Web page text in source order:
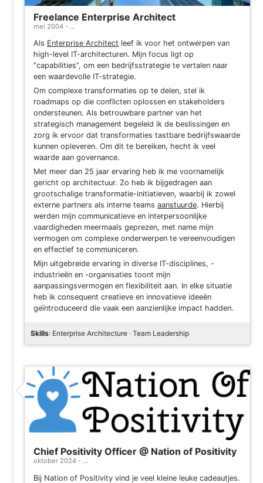
Freelance Enterprise Architect
mei 2004 - ...
Als Enterprise Architect leef ik voor het ontwerpen van
high-level IT-architecturen. Mijn focus ligt op
“capabilities”, om een bedrijfsstrategie te vertalen naar
een waardevolle IT-strategie.
Om complexe transformaties op te delen, stel ik
roadmaps op die conflicten oplossen en stakeholders
ondersteunen. Als betrouwbare partner van het
strategisch management begeleid ik de beslissingen en
zorg ik ervoor dat transformaties tastbare bedrijfswaarde
kunnen opleveren. Om dit te bereiken, hecht ik veel
waarde aan governance.
Met meer dan 25 jaar ervaring heb ik me voornamelijk
gericht op architectuur. Zo heb ik bijgedragen aan
grootschalige transformatie-initiatieven, waarbij ik zowel
externe partners als interne teams aanstuurde. Hierbij
werden mijn communicatieve en interpersoonlijke
vaardigheden meermaals geprezen, met name mijn
vermogen om complexe onderwerpen te vereenvoudigen
en effectief te communiceren.
Mijn uitgebreide ervaring in diverse IT-disciplines, -
industrieën en -organisaties toont mijn
aanpassingsvermogen en flexibiliteit aan. In elke situatie
heb ik consequent creatieve en innovatieve ideeën
geïntroduceerd die vaak een aanzienlijke impact hadden.
Skills: Enterprise Architecture · Team Leadership
Chief Positivity Officer @ Nation of Positivity
oktober 2024 - ...
Bij Nation of Positivity vind je veel kleine leuke cadeautjes.